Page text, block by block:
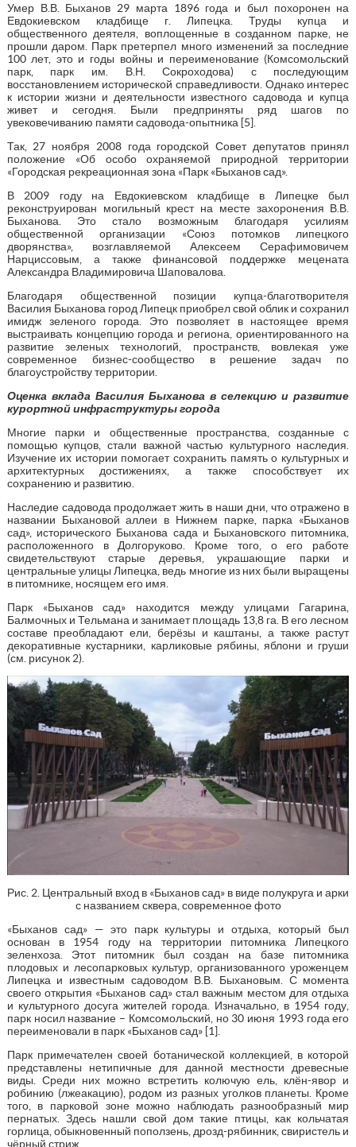
Умер В.В. Быханов 29 марта 1896 года и был похоронен на
Евдокиевском кладбище г. Липецка. Труды купца и
общественного деятеля, воплощенные в созданном парке, не
прошли даром. Парк претерпел много изменений за последние
100 лет, это и годы войны и переименование (Комсомольский
парк, парк им. В.Н. Сокроходова) с последующим
восстановлением исторической справедливости. Однако интерес
к истории жизни и деятельности известного садовода и купца
живет и сегодня. Были предприняты ряд шагов по
увековечиванию памяти садовода-опытника [5].
Так, 27 ноября 2008 года городской Совет депутатов принял
положение «Об особо охраняемой природной территории
«Городская рекреационная зона «Парк «Быханов сад».
В 2009 году на Евдокиевском кладбище в Липецке был
реконструирован могильный крест на месте захоронения В.В.
Быханова. Это стало возможным благодаря усилиям
общественной организации «Союз потомков липецкого
дворянства», возглавляемой Алексеем Серафимовичем
Нарциссовым, а также финансовой поддержке мецената
Александра Владимировича Шаповалова.
Благодаря общественной позиции купца-благотворителя
Василия Быханова город Липецк приобрел свой облик и сохранил
имидж зеленого города. Это позволяет в настоящее время
выстраивать концепцию города и региона, ориентированного на
развитие зеленых технологий, пространств, вовлекая уже
современное бизнес-сообщество в решение задач по
благоустройству территории.
Оценка вклада Василия Быханова в селекцию и развитие
курортной инфраструктуры города
Многие парки и общественные пространства, созданные с
помощью купцов, стали важной частью культурного наследия.
Изучение их истории помогает сохранить память о культурных и
архитектурных достижениях, а также способствует их
сохранению и развитию.
Наследие садовода продолжает жить в наши дни, что отражено в
названии Быхановой аллеи в Нижнем парке, парка «Быханов
сад», исторического Быханова сада и Быхановского питомника,
расположенного в Долгоруково. Кроме того, о его работе
свидетельствуют старые деревья, украшающие парки и
центральные улицы Липецка, ведь многие из них были выращены
в питомнике, носящем его имя.
Парк «Быханов сад» находится между улицами Гагарина,
Балмочных и Тельмана и занимает площадь 13,8 га. В его лесном
составе преобладают ели, берёзы и каштаны, а также растут
декоративные кустарники, карликовые рябины, яблони и груши
(см. рисунок 2).
Рис. 2. Центральный вход в «Быханов сад» в виде полукруга и арки
с названием сквера, современное фото
«Быханов сад» — это парк культуры и отдыха, который был
основан в 1954 году на территории питомника Липецкого
зеленхоза. Этот питомник был создан на базе питомника
плодовых и лесопарковых культур, организованного уроженцем
Липецка и известным садоводом В.В. Быхановым. С момента
своего открытия «Быханов сад» стал важным местом для отдыха
и культурного досуга жителей города. Изначально, в 1954 году,
парк носил название – Комсомольский, но 30 июня 1993 года его
переименовали в парк «Быханов сад» [1].
Парк примечателен своей ботанической коллекцией, в которой
представлены нетипичные для данной местности древесные
виды. Среди них можно встретить колючую ель, клён-явор и
робинию (лжеакацию), родом из разных уголков планеты. Кроме
того, в парковой зоне можно наблюдать разнообразный мир
пернатых. Здесь нашли свой дом такие птицы, как кольчатая
горлица, обыкновенный поползень, дрозд-рябинник, свиристель и
чёрный стриж.